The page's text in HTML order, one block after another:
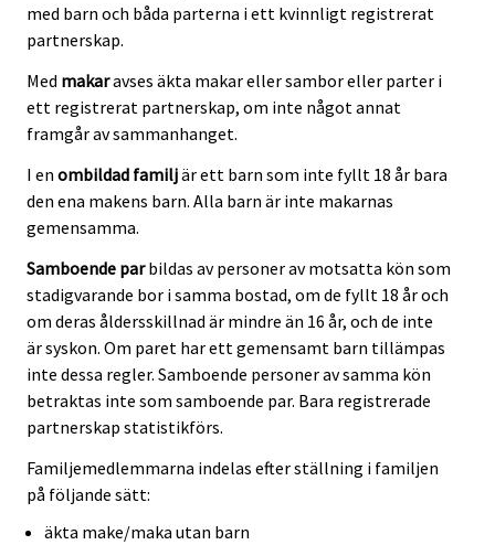
med barn och båda parterna i ett kvinnligt registrerat
partnerskap.
Med makaravses äkta makar eller sambor eller parter i
ett registrerat partnerskap, om inte något annat
framgår av sammanhanget.
I en ombildad familjär ett barn som inte fyllt 18 år bara
den ena makens barn. Alla barn är inte makarnas
gemensamma.
Samboende parbildas av personer av motsatta kön som
stadigvarande bor i samma bostad, om de fyllt 18 år och
om deras åldersskillnad är mindre än 16 år, och de inte
är syskon. Om paret har ett gemensamt barn tillämpas
inte dessa regler. Samboende personer av samma kön
betraktas inte som samboende par. Bara registrerade
partnerskap statistikförs.
Familjemedlemmarna indelas efter ställning i familjen
på följande sätt:
äkta make/maka utan barn